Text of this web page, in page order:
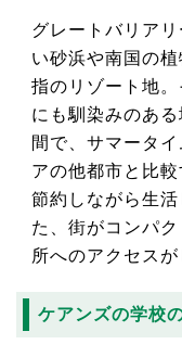
グレートバリア
い砂浜や南国の
指のリゾート地
にも馴染みのあ
間で、サマータ
アの他都市と比較
節約しながら生
た、街がコンパ
所へのアクセスが
ケアンズの学校